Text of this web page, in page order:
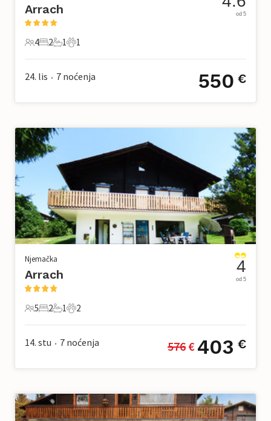
Arrach
4 Gosti
4
2 Spavaće sobe
2
1 Kupaonica
1
1 Kućni ljubimac
1
od 5
24. lis • 7 noćenja 550 €
Njemačka
Arrach
5 Gosti
5
2 Spavaće sobe
2
1 Kupaonica
1
2 Kućni ljubimac
2
4
od 5
14. stu • 7 noćenja 576 € 403 €